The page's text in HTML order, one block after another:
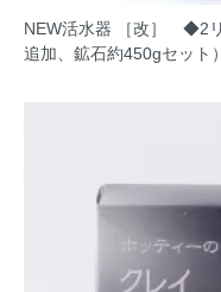
NEW活水器 ［改］ ◆2
追加、鉱石約450gセット